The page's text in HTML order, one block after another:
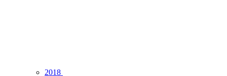
2018